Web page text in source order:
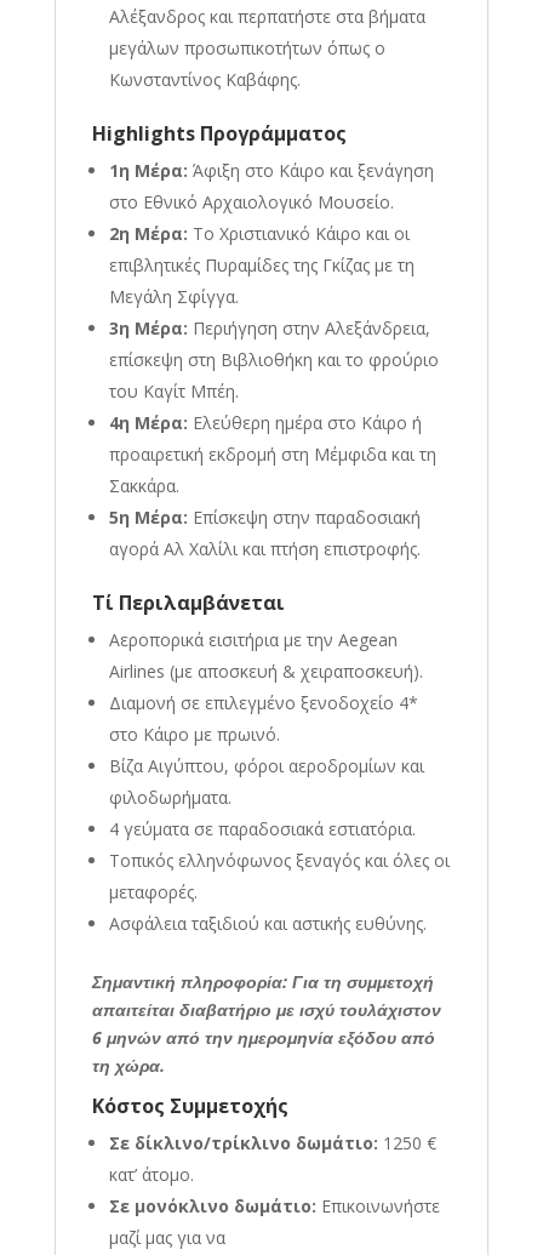
Αλέξανδρος και περπατήστε στα βήματα
μεγάλων προσωπικοτήτων όπως ο
Κωνσταντίνος Καβάφης.
Highlights Προγράμματος
1η Μέρα: Άφιξη στο Κάιρο και ξενάγηση
στο Εθνικό Αρχαιολογικό Μουσείο.
2η Μέρα: Το Χριστιανικό Κάιρο και οι
επιβλητικές Πυραμίδες της Γκίζας με τη
Μεγάλη Σφίγγα.
3η Μέρα: Περιήγηση στην Αλεξάνδρεια,
επίσκεψη στη Βιβλιοθήκη και το φρούριο
του Καγίτ Μπέη.
4η Μέρα: Ελεύθερη ημέρα στο Κάιρο ή
προαιρετική εκδρομή στη Μέμφιδα και τη
Σακκάρα.
5η Μέρα: Επίσκεψη στην παραδοσιακή
αγορά Αλ Χαλίλι και πτήση επιστροφής.
Τί Περιλαμβάνεται
Αεροπορικά εισιτήρια με την Aegean
Airlines (με αποσκευή & χειραποσκευή).
Διαμονή σε επιλεγμένο ξενοδοχείο 4*
στο Κάιρο με πρωινό.
Βίζα Αιγύπτου, φόροι αεροδρομίων και
φιλοδωρήματα.
4 γεύματα σε παραδοσιακά εστιατόρια.
Τοπικός ελληνόφωνος ξεναγός και όλες οι
μεταφορές.
Ασφάλεια ταξιδιού και αστικής ευθύνης.
Σημαντική πληροφορία: Για τη συμμετοχή
απαιτείται διαβατήριο με ισχύ τουλάχιστον
6 μηνών από την ημερομηνία εξόδου από
τη χώρα.
Κόστος Συμμετοχής
Σε δίκλινο/τρίκλινο δωμάτιο: 1250 €
κατ’ άτομο.
Σε μονόκλινο δωμάτιο: Επικοινωνήστε
μαζί μας για να